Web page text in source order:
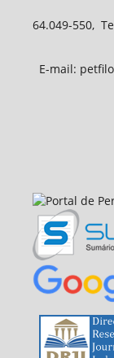
64.049-550,
E-mail: